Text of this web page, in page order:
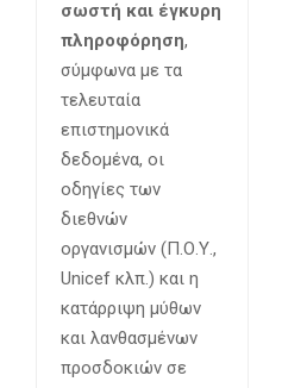
σωστή και έγκυρη
πληροφόρηση,
σύμφωνα με τα
τελευταία
επιστημονικά
δεδομένα, οι
οδηγίες των
διεθνών
οργανισμών (Π.Ο.Υ.,
Unicef κλπ.) και η
κατάρριψη μύθων
και λανθασμένων
προσδοκιών σε